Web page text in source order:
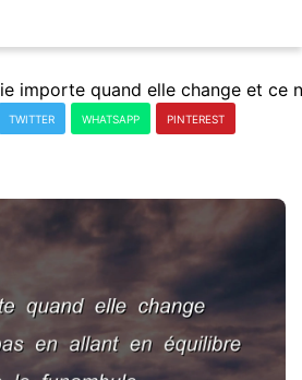
TWITTER WHATSAPP PINTEREST